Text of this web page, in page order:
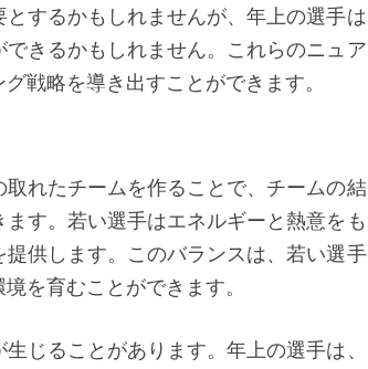
するかもしれませんが、年上の選手は
きるかもしれません。これらのニュア
戦略を導き出すことができます。
れたチームを作ることで、チームの結
す。若い選手はエネルギーと熱意をも
供します。このバランスは、若い選手
を育むことができます。
じることがあります。年上の選手は、